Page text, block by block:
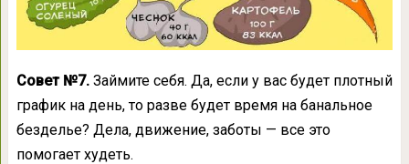
Совет №7.Займите себя. Да, если у вас будет плотный
график на день, то разве будет время на банальное
безделье? Дела, движение, заботы — все это
помогает худеть.